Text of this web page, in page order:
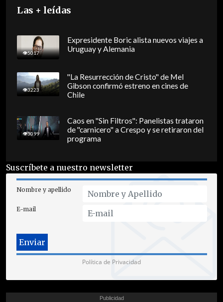
Las + leídas
5017
Expresidente Boric alista nuevos viajes a
Uruguay y Alemania
3223
"La Resurrección de Cristo" de Mel
Gibson confirmó estreno en cines de
Chile
3099
Caos en "Sin Filtros": Panelistas trataron
de "carnicero" a Crespo y se retiraron del
programa
Suscríbete a nuestro newsletter
Nombre y apellido
E-mail
Política de Privacidad